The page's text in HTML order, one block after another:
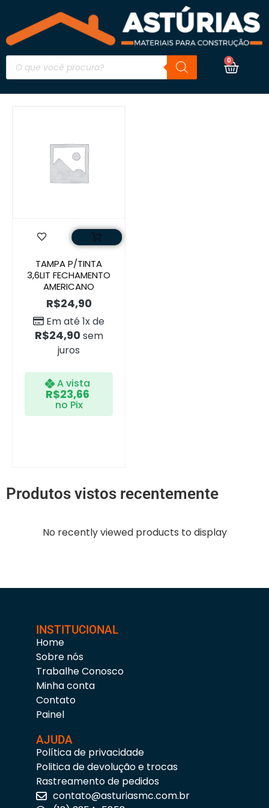
0
TAMPA P/TINTA
3,6LIT FECHAMENTO
AMERICANO
R$24,90
Em até 1x de
R$24,90 sem
juros
A vista
R$23,66
no Pix
Produtos vistos recentemente
No recently viewed products to display
INSTITUCIONAL
Home
Sobre nós
Trabalhe Conosco
Minha conta
Contato
Painel
AJUDA
Política de privacidade
Politica de devolução e trocas
Rastreamento de pedidos
contato@asturiasmc.com.br